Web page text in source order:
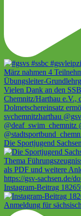
Die Sportjugend
Instagram-Beitrag
Anmeldung für